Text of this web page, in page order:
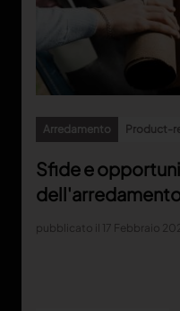
Accelerate traceability in
Arredamento Product-
Sfide e
pubblicato il 17 Febbraio